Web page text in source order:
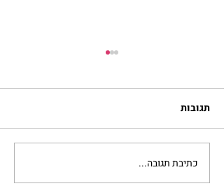
מתגעגעות לבית המפגש,
תגובות
כתיבת תגובה...